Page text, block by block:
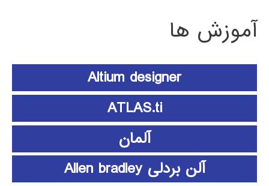
آموزش ها
Altium designer
ATLAS.ti
آلمان
آلن بردلی Allen bradley